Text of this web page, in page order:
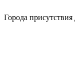
Города присутствия